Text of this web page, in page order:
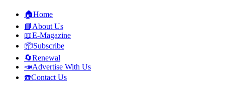
🏠Home
📘 About Us
📖E-Magazine
📦Subscribe
🔄Renewal
📣Advertise With Us
☎️Contact Us